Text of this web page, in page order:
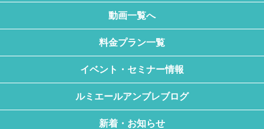
動画一覧へ
料金プラン一覧
イベント・セミナー情報
ルミエールアンブレブログ
新着・お知らせ